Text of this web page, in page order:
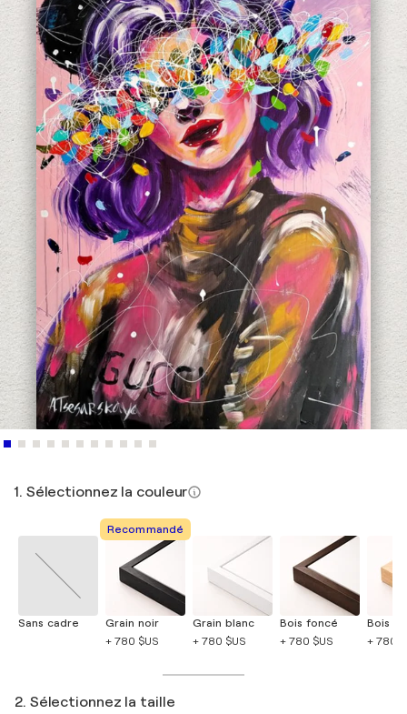
1. Sélectionnez la couleur
Sans cadre
Recommandé
Grain noir
+ 780 $US
Grain blanc
+ 780 $US
Bois foncé
+ 780 $US
Bois
+ 780
2. Sélectionnez la taille